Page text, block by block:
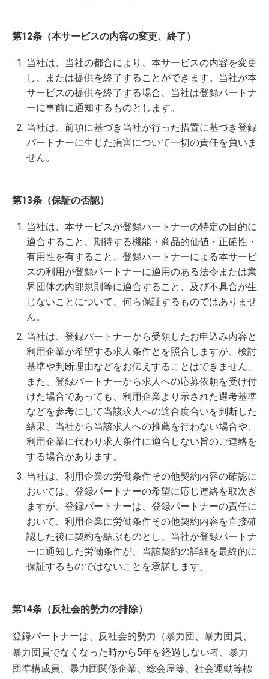
第12条（本サービスの内容の変更、終了）
当社は、当社の都合により、本サービスの内容を変更
し、または提供を終了することができます。当社が本
サービスの提供を終了する場合、当社は登録パートナ
ーに事前に通知するものとします。
当社は、前項に基づき当社が行った措置に基づき登録
パートナーに生じた損害について一切の責任を負いま
せん。
第13条（保証の否認）
当社は、本サービスが登録パートナーの特定の目的に
適合すること、期待する機能・商品的価値・正確性・
有用性を有すること、登録パートナーによる本サービ
スの利用が登録パートナーに適用のある法令または業
界団体の内部規則等に適合すること、及び不具合が生
じないことについて、何ら保証するものではありませ
ん。
当社は、登録パートナーから受領したお申込み内容と
利用企業が希望する求人条件とを照合しますが、検討
基準や判断理由などをお伝えすることはできません。
また、登録パートナーから求人への応募依頼を受け付
けた場合であっても、利用企業より示された選考基準
などを参考にして当該求人への適合度合いを判断した
結果、当社から当該求人への推薦を行わない場合や、
利用企業に代わり求人条件に適合しない旨のご連絡を
する場合があります。
当社は、利用企業の労働条件その他契約内容の確認に
おいては、登録パートナーの希望に応じ連絡を取次ぎ
ますが、登録パートナーは、登録パートナーの責任に
おいて、利用企業に労働条件その他契約内容を直接確
認した後に契約を結ぶものとし、当社が登録パートナ
ーに通知した労働条件が、当該契約の詳細を最終的に
保証するものではないことを承諾します。
第14条（反社会的勢力の排除）
登録パートナーは、反社会的勢力（暴力団、暴力団員、
暴力団員でなくなった時から5年を経過しない者、暴力
団準構成員、暴力団関係企業、総会屋等、社会運動等標